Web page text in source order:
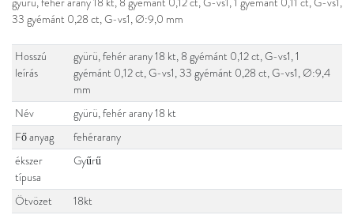
33 gyémánt 0,28 ct, G-vs1, Ø:9,0 mm
Hosszú
leírás
gyürü, fehér arany 18 kt, 8 gyémánt 0,12 ct, G-vs1, 1
gyémánt 0,12 ct, G-vs1, 33 gyémánt 0,28 ct, G-vs1, Ø:9,4
mm
Név
gyürü, fehér arany 18 kt
Fő anyag
fehérarany
ékszer
típusa
Gyűrű
Ötvözet
18kt